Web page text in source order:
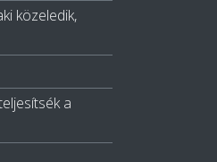
közeledik,
a